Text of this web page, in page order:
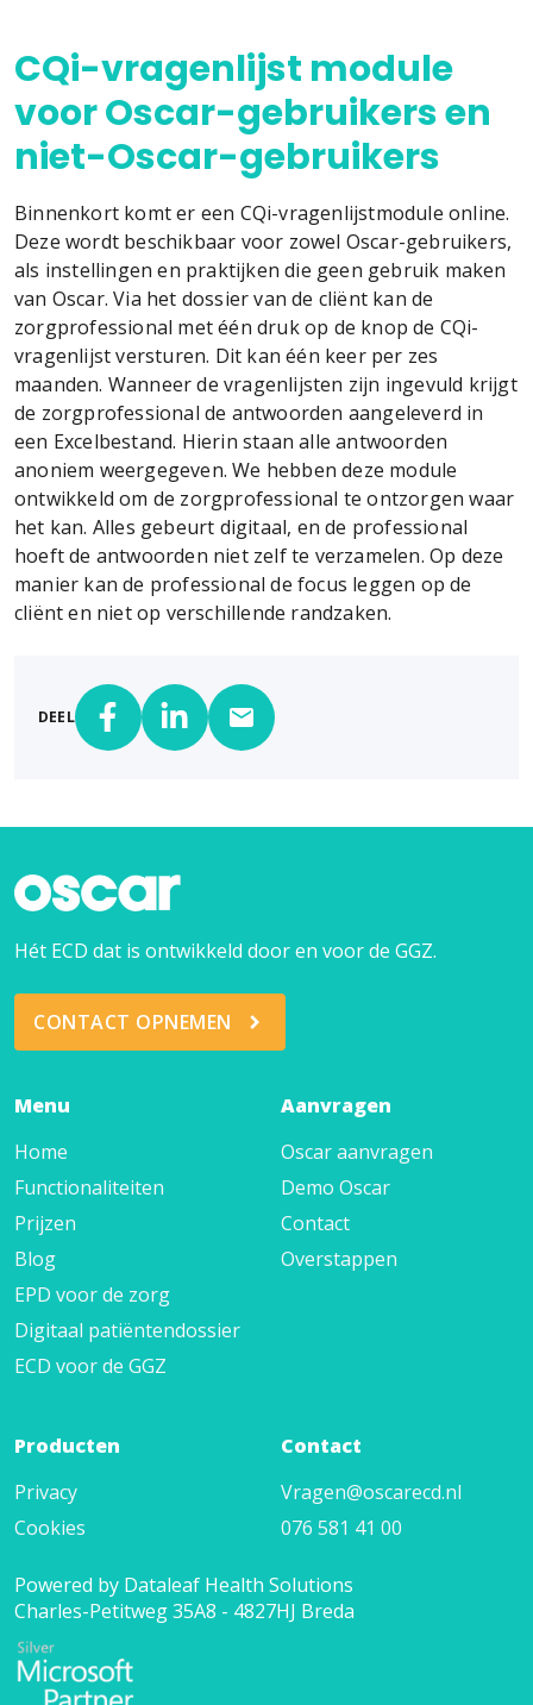
CQi-vragenlijst module
voor Oscar-gebruikers en
niet-Oscar-gebruikers
Binnenkort komt er een CQi-vragenlijstmodule online.
Deze wordt beschikbaar voor zowel Oscar-gebruikers,
als instellingen en praktijken die geen gebruik maken
van Oscar. Via het dossier van de cliënt kan de
zorgprofessional met één druk op de knop de CQi-
vragenlijst versturen. Dit kan één keer per zes
maanden. Wanneer de vragenlijsten zijn ingevuld krijgt
de zorgprofessional de antwoorden aangeleverd in
een Excelbestand. Hierin staan alle antwoorden
anoniem weergegeven. We hebben deze module
ontwikkeld om de zorgprofessional te ontzorgen waar
het kan. Alles gebeurt digitaal, en de professional
hoeft de antwoorden niet zelf te verzamelen. Op deze
manier kan de professional de focus leggen op de
cliënt en niet op verschillende randzaken.
DEEL
Hét ECD dat is ontwikkeld door en voor de GGZ.
CONTACT OPNEMEN
Menu
Home
Functionaliteiten
Prijzen
Blog
EPD voor de zorg
Digitaal patiëntendossier
ECD voor de GGZ
Aanvragen
Oscar aanvragen
Demo Oscar
Contact
Overstappen
Producten
Privacy
Cookies
Contact
Vragen@oscarecd.nl
076 581 41 00
Powered by Dataleaf Health Solutions
Charles-Petitweg 35A8 - 4827HJ Breda